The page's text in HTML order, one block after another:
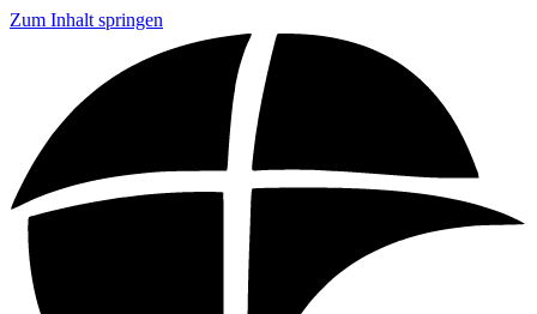
Zum Inhalt springen